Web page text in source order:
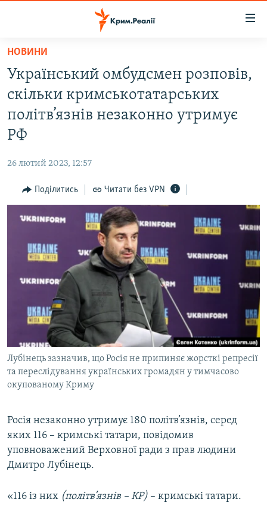
Перейти
основного
матеріалу
Перейти
до
основної
Перейти
пошуку
ВОДА.КРИМ
ВІДЕО ТА ФОТО
ПОЛІТИКА
ІНТЕРВ'Ю
ВСЕ ЗА ДЕНЬ
ДЕПОРТАЦІЯ
ВІДЕОУРОКИ «ELIFBE»
СВІДЧЕННЯ ОКУПАЦІЇ
УКРАЇНСЬКА ПРОБЛЕМА КРИМУ
ІНФОГРАФІКА
ЯК ОБІЙТИ БЛОКУВАННЯ
Русский
Qırımtatar
ДОЛУЧАЙСЯ!
НОВИНИ
Український омбудсмен розповів,
скільки кримськотатарських
політв’язнів незаконно утримує
РФ
26 лютий 2023, 12:57
Поділитись Читати без VPN
Лубінець зазначив, що Росія не припиняє жорсткі репресії
та переслідування українських громадян у тимчасово
окупованому Криму
Росія незаконно утримує 180 політв’язнів, серед
яких 116 – кримські татари, повідомив
уповноважений Верховної ради з прав людини
Дмитро Лубінець.
«116 із них (політв’язнів – КР) – кримські татари.